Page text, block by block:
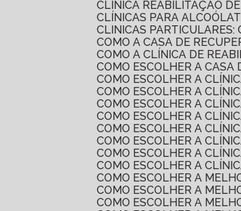
CLÍNICA REABILITAÇÃO
CLÍNICAS PARA
CLINICAS
COMO A CASA DE
COMO A CLÍNICA DE
COMO ESCOLHER A
COMO ESCOLHER A
COMO ESCOLHER A
COMO ESCOLHER A
COMO ESCOLHER A
COMO ESCOLHER A
COMO ESCOLHER A
COMO ESCOLHER A
COMO ESCOLHER A
COMO ESCOLHER A
COMO ESCOLHER A
COMO ESCOLHER A